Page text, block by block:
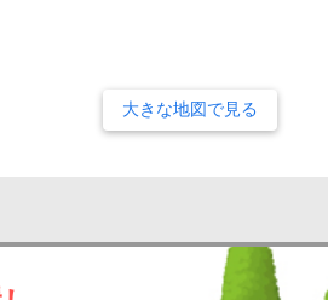
大きな地図で見る